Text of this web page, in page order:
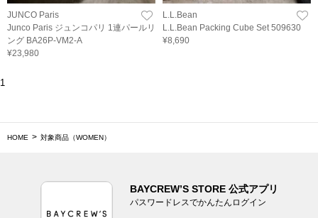
JUNCO Paris
Junco Paris ジュンコパリ 1連パールリ
ング BA26P-VM2-A
¥23,980
L.L.Bean
L.L.Bean Packing Cube Set 509630
¥8,690
1
HOME 対象商品（WOMEN）
BAYCREW’S STORE 公式アプリ
パスワードレスでかんたんログイン